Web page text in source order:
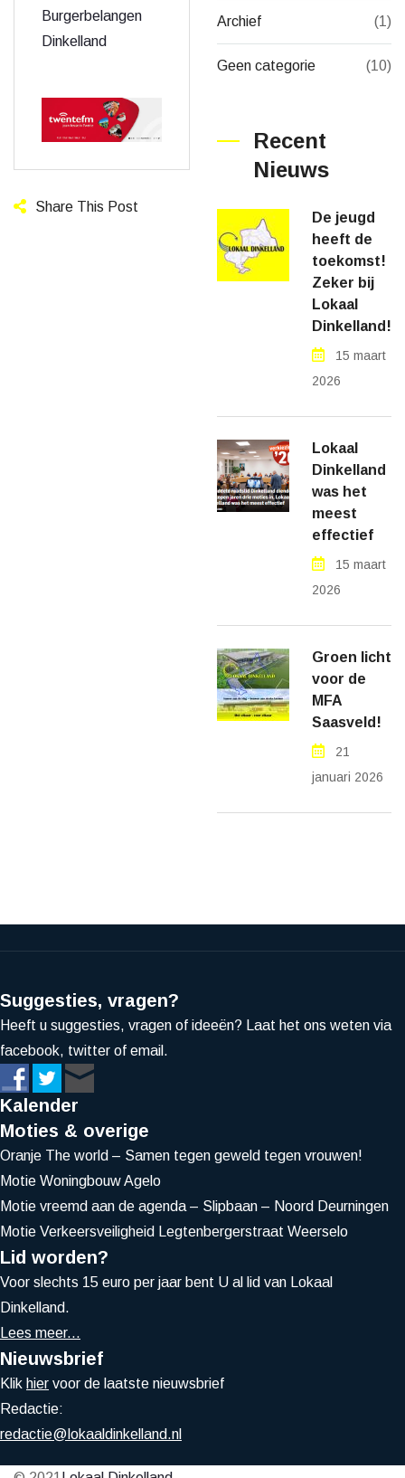
Burgerbelangen
Dinkelland
Share This Post
Archief (1)
Geen categorie (10)
Recent
Nieuws
De jeugd
heeft de
toekomst!
Zeker bij
Lokaal
Dinkelland!
15 maart
2026
Lokaal
Dinkelland
was het
meest
effectief
15 maart
2026
Groen licht
voor de
MFA
Saasveld!
21
januari 2026
Suggesties, vragen?
Heeft u suggesties, vragen of ideeën? Laat het ons weten via
facebook, twitter of email.
Kalender
Moties & overige
Oranje The world – Samen tegen geweld tegen vrouwen!
Motie Woningbouw Agelo
Motie vreemd aan de agenda – Slipbaan – Noord Deurningen
Motie Verkeersveiligheid Legtenbergerstraat Weerselo
Lid worden?
Voor slechts 15 euro per jaar bent U al lid van Lokaal
Dinkelland.
Lees meer...
Nieuwsbrief
Klik hier voor de laatste nieuwsbrief
Redactie:
redactie@lokaaldinkelland.nl